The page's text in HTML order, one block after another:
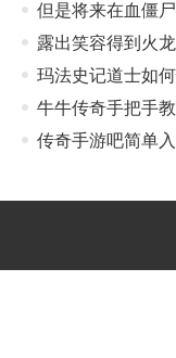
但是将来在血僵
露出笑容得到火
玛法史记道士如
牛牛传奇手把手
传奇手游吧简单